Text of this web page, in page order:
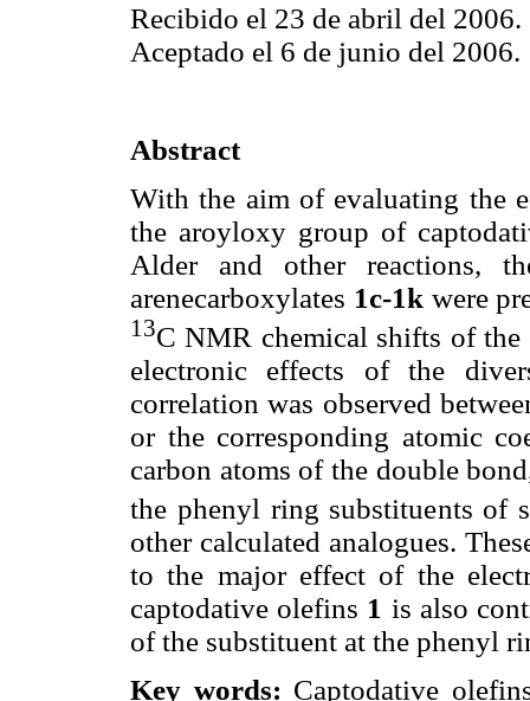
Recibido el 23 de abril del 2006.
Aceptado el 6 de junio del 2006.
Abstract
With the aim of evaluating the
the aroyloxy group of
Alder and other reactions,
arenecarboxylates 1c-1k were
13C NMR chemical shifts of the
electronic effects of the
correlation was observed
or the corresponding atomic
carbon atoms of the double
the phenyl ring substituents of
other calculated analogues.
to the major effect of the
captodative olefins 1 is also
of the sub­stituent at the phenyl
Key words: Captodative